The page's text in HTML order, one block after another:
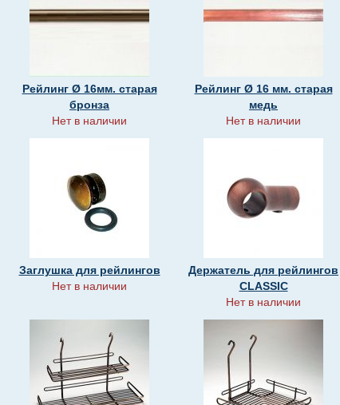
Рейлинг Ø 16мм. старая
бронза
Нет в наличии
Рейлинг Ø 16 мм. старая
медь
Нет в наличии
Заглушка для рейлингов
Нет в наличии
Держатель для рейлингов
CLASSIC
Нет в наличии